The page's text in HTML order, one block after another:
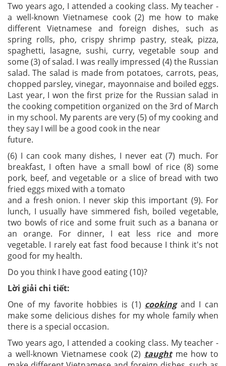
Two years ago, I attended a cooking class. My teacher -
a well-known Vietnamese cook (2) me how to make
different Vietnamese and foreign dishes, such as
spring rolls, pho, crispy shrimp pastry, steak, pizza,
spaghetti, lasagne, sushi, curry, vegetable soup and
some (3) of salad. I was really impressed (4) the Russian
salad. The salad is made from potatoes, carrots, peas,
chopped parsley, vinegar, mayonnaise and boiled eggs.
Last year, I won the first prize for the Russian salad in
the cooking competition organized on the 3rd of March
in my school. My parents are very (5) of my cooking and
they say I will be a good cook in the near
future.
(6) I can cook many dishes, I never eat (7) much. For
breakfast, I often have a small bowl of rice (8) some
pork, beef, and vegetable or a slice of bread with two
fried eggs mixed with a tomato
and a fresh onion. I never skip this important (9). For
lunch, I usually have simmered fish, boiled vegetable,
two bowls of rice and some fruit such as a banana or
an orange. For dinner, I eat less rice and more
vegetable. I rarely eat fast food because I think it's not
good for my health.
Do you think I have good eating (10)?
Lời giải chi tiết:
One of my favorite hobbies is (1) cookingand I can
make some delicious dishes for my whole family when
there is a special occasion.
Two years ago, I attended a cooking class. My teacher -
a well-known Vietnamese cook (2) taughtme how to